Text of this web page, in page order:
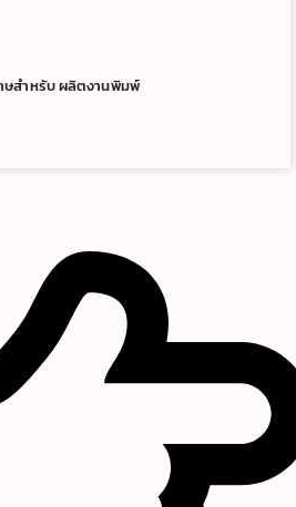
ษสำหรับ ผลิตงานพิมพ์